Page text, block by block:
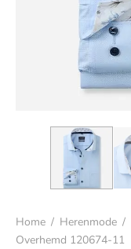
Home / Herenmode /
Overhemd 120674-11
& nachtmode
& colberts